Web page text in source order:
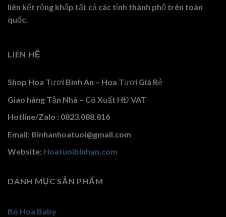
liên kết rộng khắp tất cả các tỉnh thành phố trên toàn
quốc.
LIÊN HỆ
Shop Hoa Tươi Bình An – Hoa Tươi Giá Rẻ
Giao hàng Tận Nhà – Có Xuất HĐ VAT
Hotline/Zalo : 0823.088.816
Email: Binhanhoatuoi@gmail.com
Website: Hoatuoibinhan.com
DANH MỤC SẢN PHẨM
Bó Hoa Baby